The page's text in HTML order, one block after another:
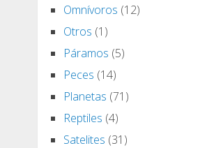
Omnívoros (12)
Otros (1)
Páramos (5)
Peces (14)
Planetas (71)
Reptiles (4)
Satelites (31)